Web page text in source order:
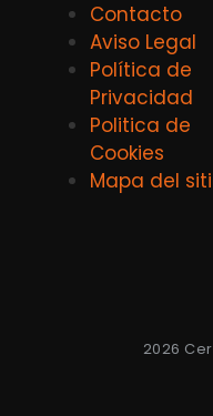
Contacto
Aviso Legal
Política de
Privacidad
Politica de
Cookies
Mapa del
2026